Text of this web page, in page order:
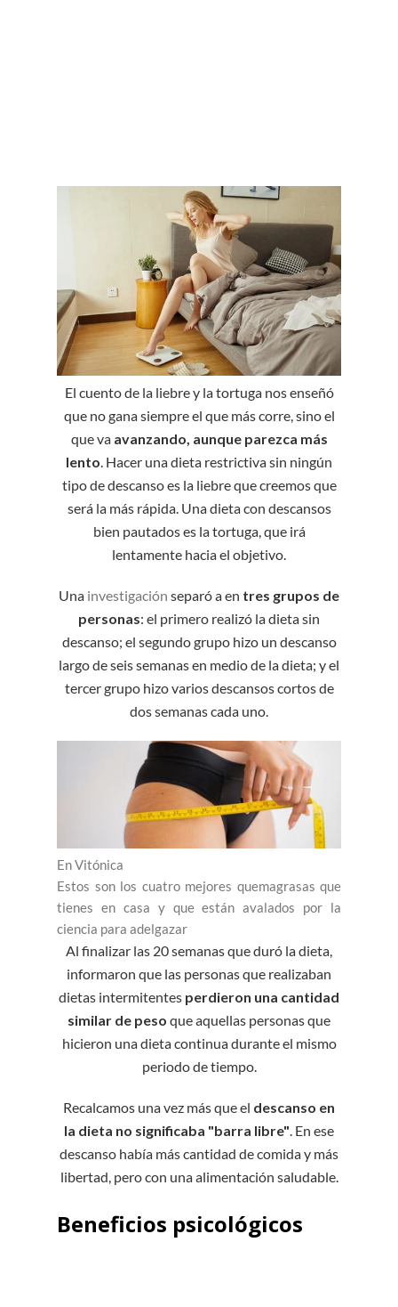
El cuento de la liebre y la tortuga nos enseñó
que no gana siempre el que más corre, sino el
que va avanzando, aunque parezca más
lento. Hacer una dieta restrictiva sin ningún
tipo de descanso es la liebre que creemos que
será la más rápida. Una dieta con descansos
bien pautados es la tortuga, que irá
lentamente hacia el objetivo.
Una investigación separó a en tres grupos de
personas: el primero realizó la dieta sin
descanso; el segundo grupo hizo un descanso
largo de seis semanas en medio de la dieta; y el
tercer grupo hizo varios descansos cortos de
dos semanas cada uno.
En Vitónica
Estos son los cuatro mejores quemagrasas que
tienes en casa y que están avalados por la
ciencia para adelgazar
Al finalizar las 20 semanas que duró la dieta,
informaron que las personas que realizaban
dietas intermitentes perdieron una cantidad
similar de peso que aquellas personas que
hicieron una dieta continua durante el mismo
periodo de tiempo.
Recalcamos una vez más que el descanso en
la dieta no significaba "barra libre". En ese
descanso había más cantidad de comida y más
libertad, pero con una alimentación saludable.
Beneficios psicológicos